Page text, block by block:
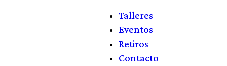
Talleres
Eventos
Retiros
Contacto